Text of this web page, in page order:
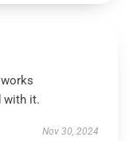
with it.
Nov 30, 2024